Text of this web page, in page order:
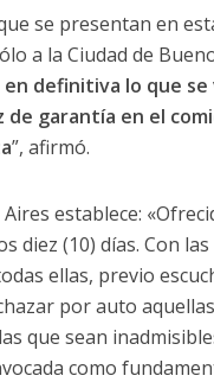
se presentan en
a la Ciudad de
definitiva lo que
garantía en el
”, afirmó.
establece:
diez (10) días. Con
ellas, previo
por auto
que sean
como